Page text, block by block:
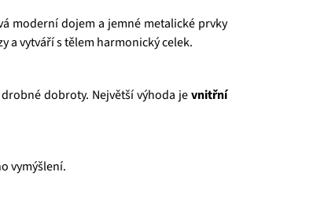
moderní dojem a jemné metalické prvky
a vytváří s tělem harmonický celek.
dobroty. Největší výhoda jevnitřní
vymýšlení.